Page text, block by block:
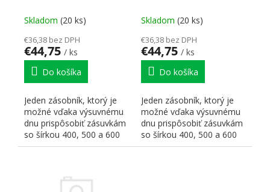
525x490mm antracit
Skladom (20 ks)
€36,38 bez DPH
€44,75 / ks
Do košíka
Jeden zásobník, ktorý je
možné vďaka výsuvnému
dnu prispôsobiť zásuvkám
so šírkou 400, 500 a 600
mm.
525x490mm sivá
Skladom (20 ks)
€36,38 bez DPH
€44,75 / ks
Do košíka
Jeden zásobník, ktorý je
možné vďaka výsuvnému
dnu prispôsobiť zásuvkám
so šírkou 400, 500 a 600
mm.